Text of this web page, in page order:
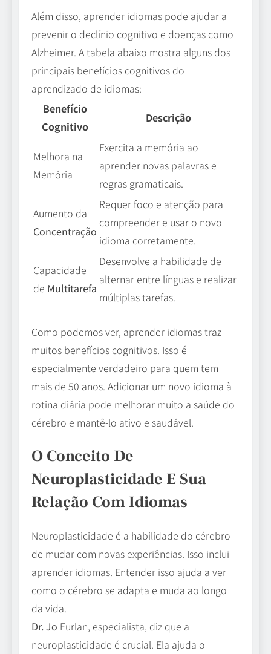
Além disso, aprender idiomas pode ajudar a
prevenir o declínio cognitivo e doenças como
Alzheimer. A tabela abaixo mostra alguns dos
principais benefícios cognitivos do
aprendizado de idiomas:
Benefício
Cognitivo
Descrição
Melhora na
Memória
Exercita a memória ao
aprender novas palavras e
regras gramaticais.
Aumento da
Concentração
Requer foco e atenção para
compreender e usar o novo
idioma corretamente.
Capacidade
de Multitarefa
Desenvolve a habilidade de
alternar entre línguas e realizar
múltiplas tarefas.
Como podemos ver, aprender idiomas traz
muitos benefícios cognitivos. Isso é
especialmente verdadeiro para quem tem
mais de 50 anos. Adicionar um novo idioma à
rotina diária pode melhorar muito a saúde do
cérebro e mantê-lo ativo e saudável.
O Conceito De
Neuroplasticidade E Sua
Relação Com Idiomas
Neuroplasticidade é a habilidade do cérebro
de mudar com novas experiências. Isso inclui
aprender idiomas. Entender isso ajuda a ver
como o cérebro se adapta e muda ao longo
da vida.
Dr. Jo Furlan, especialista, diz que a
neuroplasticidade é crucial. Ela ajuda o